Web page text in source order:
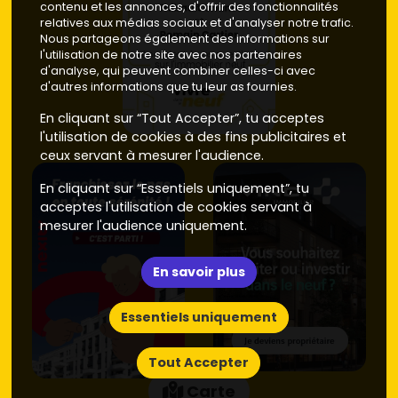
de 3 500 à 5 000 €/m².
Performances énergétiques :les biens neufs
respectent les normes RT 2012 ou RE 2020, assurant
une excellente isolation thermique et acoustique. Les
biens anciens, quant à eux, affichent souvent une
note DPE moyenne de D ou E, ce qui peut entraîner
des coûts énergétiques plus élevés.
Localisation :lesprogrammes neufssont
généralement situés dans des zones en
développement, tandis que les biens anciens se
trouvent souvent dans des quartiers plus centraux,
mais nécessitant parfois des rénovations
importantes.
Cormeilles-en-Parisis offre un large éventail
d’opportunités, entre le charme de l’ancien et le confort
du neuf. Pour concrétiser ton projet immobilier, découvre
les programmes disponibles surVivre dans le neuf
contenu et les annonces, d'offrir des fonctionnalités
relatives aux médias sociaux et d'analyser notre trafic.
Nous partageons également des informations sur
l'utilisation de notre site avec nos partenaires
d'analyse, qui peuvent combiner celles-ci avec
d'autres informations que tu leur as fournies.
En cliquant sur “Tout Accepter”, tu acceptes
l'utilisation de cookies à des fins publicitaires et
ceux servant à mesurer l'audience.
En cliquant sur “Essentiels uniquement”, tu
acceptes l'utilisation de cookies servant à
mesurer l'audience uniquement.
En savoir plus
Essentiels uniquement
Tout Accepter